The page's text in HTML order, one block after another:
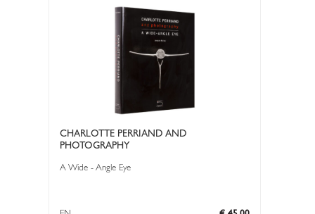
CHARLOTTE PERRIAND AND
PHOTOGRAPHY
A Wide - Angle Eye